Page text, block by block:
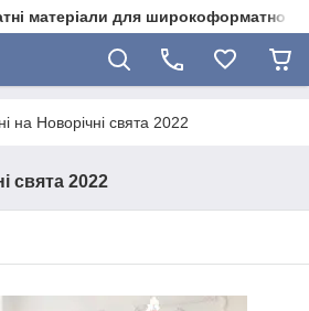
матеріали для широкоформатного
на Новорічні свята 2022
свята 2022